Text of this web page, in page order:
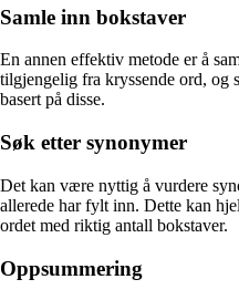
Samle inn bokstaver
En annen effektiv metode er å
tilgjengelig fra kryssende ord, og
basert på disse.
Søk etter synonymer
Det kan være nyttig å vurdere
allerede har fylt inn. Dette kan
ordet med riktig antall bokstaver.
Oppsummering